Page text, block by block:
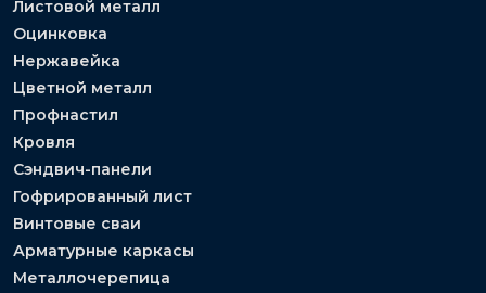
Листовой металл
Оцинковка
Нержавейка
Цветной металл
Профнастил
Кровля
Сэндвич-панели
Гофрированный лист
Винтовые сваи
Арматурные каркасы
Металлочерепица